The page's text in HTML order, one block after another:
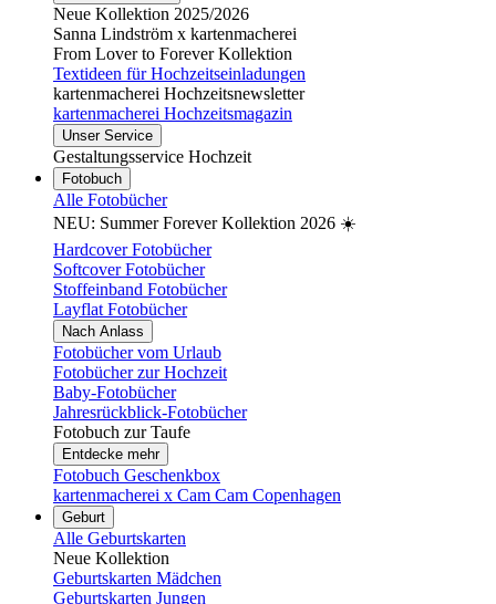
Neue Kollektion 2025/2026
Sanna Lindström x kartenmacherei
From Lover to Forever Kollektion
Textideen für Hochzeitseinladungen
kartenmacherei Hochzeitsnewsletter
kartenmacherei Hochzeitsmagazin
Unser Service
Gestaltungsservice Hochzeit
Fotobuch
Alle Fotobücher
NEU: Summer Forever Kollektion 2026 ☀️
Hardcover Fotobücher
Softcover Fotobücher
Stoffeinband Fotobücher
Layflat Fotobücher
Nach Anlass
Fotobücher vom Urlaub
Fotobücher zur Hochzeit
Baby-Fotobücher
Jahresrückblick-Fotobücher
Fotobuch zur Taufe
Entdecke mehr
Fotobuch Geschenkbox
kartenmacherei x Cam Cam Copenhagen
Geburt
Alle Geburtskarten
Neue Kollektion
Geburtskarten Mädchen
Geburtskarten Jungen